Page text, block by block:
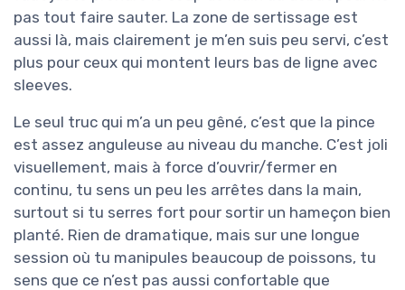
pas tout faire sauter. La zone de sertissage est
aussi là, mais clairement je m’en suis peu servi, c’est
plus pour ceux qui montent leurs bas de ligne avec
sleeves.
Le seul truc qui m’a un peu gêné, c’est que la pince
est assez anguleuse au niveau du manche. C’est joli
visuellement, mais à force d’ouvrir/fermer en
continu, tu sens un peu les arrêtes dans la main,
surtout si tu serres fort pour sortir un hameçon bien
planté. Rien de dramatique, mais sur une longue
session où tu manipules beaucoup de poissons, tu
sens que ce n’est pas aussi confortable que